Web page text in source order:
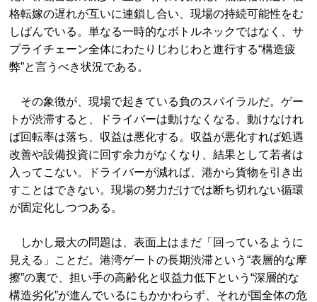
格転嫁の遅れが互いに連鎖し合い、現場の持続可能性をむ
しばんでいる。単なる一時的なボトルネックではなく、サ
プライチェーン全体にわたりじわじわと進行する“構造疲
弊”と言うべき状況である。
その象徴が、現場で起きている負のスパイラルだ。ゲー
トが渋滞すると、ドライバーは動けなくなる。動けなけれ
ば回転率は落ち、収益は悪化する。収益が悪化すれば処遇
改善や設備投資に回す余力がなくなり、結果として若者は
入ってこない。ドライバーが減れば、港から貨物を引き出
すことはできない。現場の努力だけでは断ち切れない循環
が固定化しつつある。
しかし最大の問題は、表面上はまだ「回っているように
見える」ことだ。港湾ゲートの長期渋滞という“表層的な摩
擦”の裏で、担い手の高齢化と収益力低下という“深層的な
構造劣化”が進んでいるにもかかわらず、それが国全体の危